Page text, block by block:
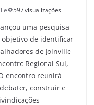
597 visualizações
uma pesquisa
objetivo de identificar
de Joinville
Regional Sul,
encontro reunirá
construir e